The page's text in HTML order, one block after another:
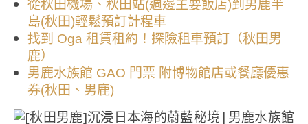
從秋田機場、秋田站(週邊主要飯店)到男鹿半
島(秋田)輕鬆預訂計程車
找到 Oga 租賃租約！探險租車預訂（秋田男
鹿）
男鹿水族館 GAO 門票 附博物館店或餐廳優惠
券(秋田、男鹿)